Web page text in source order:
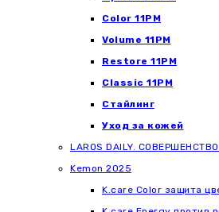
Color 11PM
Volume 11PM
Restore 11PM
Classic 11PM
Стайлинг
Уход за кожей
LAROS DAILY.
Kemon 2025
K.care Color защита